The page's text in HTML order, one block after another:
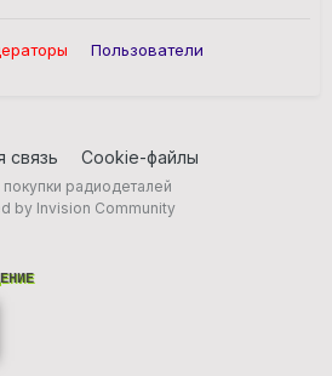
Пользователи
связь Cookie-файлы
радиодеталей
by Invision Community